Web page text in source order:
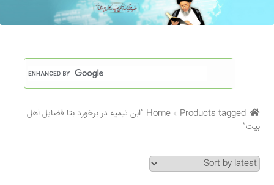
#97 (بدون عنوان)
Checkout
My account
Home Products tagged “ابن تیمیه در برخورد بتا فضایل اهل
بیت”